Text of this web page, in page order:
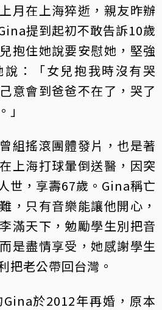
月在上海猝逝，親友昨辦
提到起初不敢告訴10歲
抱住她說要安慰她，堅強
：「女兒抱我時沒有哭
意會到爸爸不在了，哭了
組搖滾團體發片，也是著
上海打球暈倒送醫，因突
世，享壽67歲。Gina稱亡
，只有音樂能讓他開心，
滿天下，勉勵學生別把音
是盡情享受，她感謝學生
把老公帶回台灣。
於2012年再婚，原本